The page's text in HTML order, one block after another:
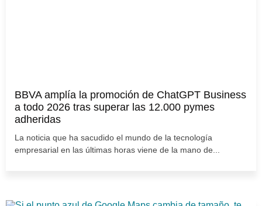
BBVA amplía la promoción de ChatGPT Business
a todo 2026 tras superar las 12.000 pymes
adheridas
La noticia que ha sacudido el mundo de la tecnología
empresarial en las últimas horas viene de la mano de...